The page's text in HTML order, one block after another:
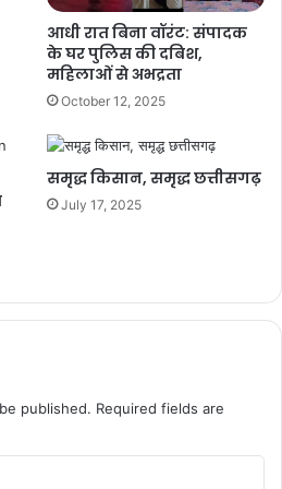
आधी रात बिना वॉरंट: संपादक
के घर पुलिस की दबिश,
महिलाओं से अभद्रता
October 12, 2025
समृद्ध किसान, समृद्ध छत्तीसगढ़
July 17, 2025
published. Required fields are